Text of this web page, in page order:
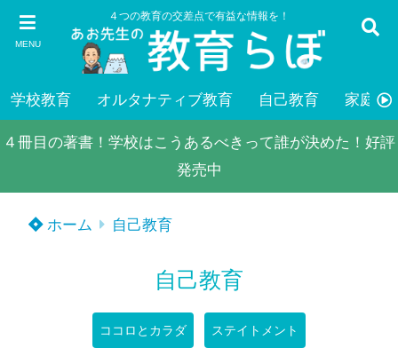
MENU
４つの教育の交差点で有益な情報を！
学校教育 オルタナティブ教育 自己教育 家庭教
４冊目の著書！学校はこうあるべきって誰が決めた！好評
発売中
ホーム 自己教育
自己教育
ココロとカラダ ステイトメント